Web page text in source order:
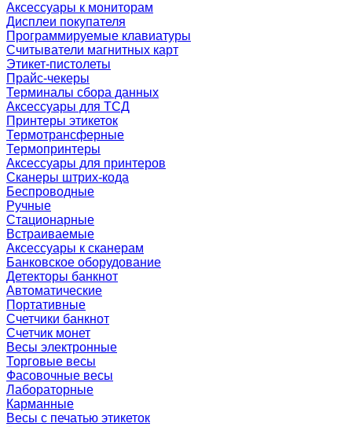
Аксессуары к мониторам
Дисплеи покупателя
Программируемые клавиатуры
Считыватели магнитных карт
Этикет-пистолеты
Прайс-чекеры
Терминалы сбора данных
Аксессуары для ТСД
Принтеры этикеток
Термотрансферные
Термопринтеры
Аксессуары для принтеров
Сканеры штрих-кода
Беспроводные
Ручные
Стационарные
Встраиваемые
Аксессуары к сканерам
Банковское оборудование
Детекторы банкнот
Автоматические
Портативные
Счетчики банкнот
Счетчик монет
Весы электронные
Торговые весы
Фасовочные весы
Лабораторные
Карманные
Весы с печатью этикеток